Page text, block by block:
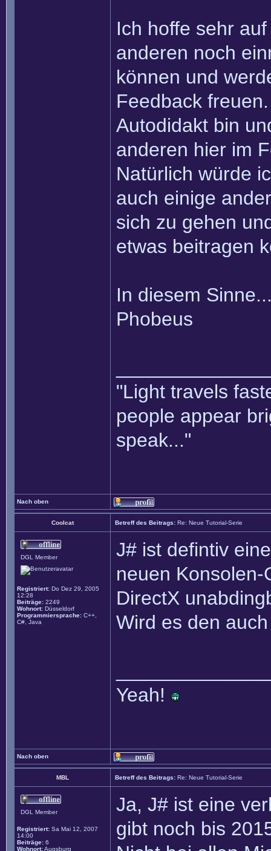
Ich hoffe sehr
anderen noch
können und
Feedback
Autodidakt bin
anderen hier im
Natürlich würde
auch einige
sich zu gehen
etwas beitragen
In diesem
Phobeus
"Light travels
people appear
speak..."
Nach oben
Coolcat Betreff des Beitrags: Re: Neue Tutorial-Serie
DGL Member
Registriert: Do Dez 29, 2005
12:28
Beiträge: 2249
Wohnort: Düsseldorf
Programmiersprache: C++,
C#, Java
J# ist defintiv
neuen
DirectX
Wird es den
Yeah!
Nach oben
MBL Betreff des Beitrags: Re: Neue Tutorial-Serie
DGL Member
Registriert: Sa Mai 12, 2007
14:00
Beiträge: 6
Wohnort:Augsburg
Ja, J# ist eine
gibt noch bis